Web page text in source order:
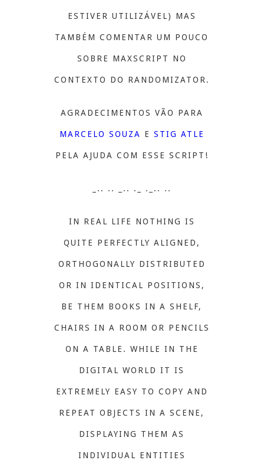
ESTIVER UTILIZÁVEL) MAS
TAMBÉM COMENTAR UM POUCO
SOBRE MAXSCRIPT NO
CONTEXTO DO RANDOMIZATOR.
AGRADECIMENTOS VÃO PARA
MARCELO SOUZA E STIG ATLE
PELA AJUDA COM ESSE SCRIPT!
_.. .. _.. ._ ._.. ..
IN REAL LIFE NOTHING IS
QUITE PERFECTLY ALIGNED,
ORTHOGONALLY DISTRIBUTED
OR IN IDENTICAL POSITIONS,
BE THEM BOOKS IN A SHELF,
CHAIRS IN A ROOM OR PENCILS
ON A TABLE. WHILE IN THE
DIGITAL WORLD IT IS
EXTREMELY EASY TO COPY AND
REPEAT OBJECTS IN A SCENE,
DISPLAYING THEM AS
INDIVIDUAL ENTITIES